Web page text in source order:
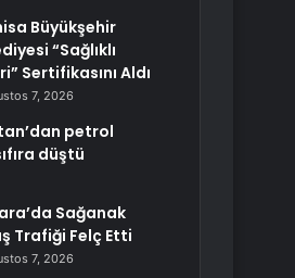
Büyükşehir
“Sağlıklı
Sertifikasını Aldı
7, 2026
petrol
düştü
Sağanak
Trafiği Felç Etti
7, 2026